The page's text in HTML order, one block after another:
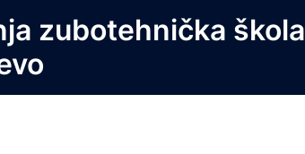
zubotehnička škola